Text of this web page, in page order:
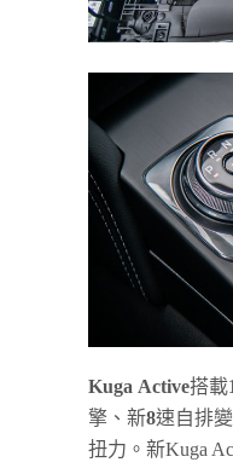
Kuga Active搭載
擎、新8速自排
扭力。新Kuga